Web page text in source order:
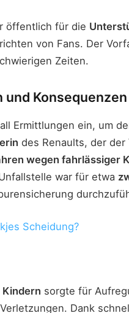
öffentlich für die
von Fans. Der
Zeiten.
Konsequenzen
Ermittlungen ein, um
des Renaults, der
wegen fahrlässiger
war für etwa
Scheidung?
sorgte für
Dank